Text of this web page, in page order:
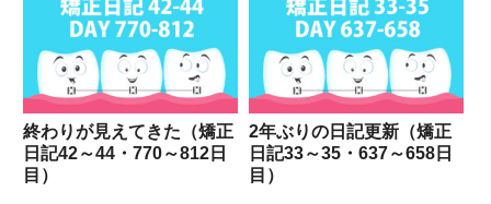
終わりが見えてきた（矯正
日記42～44・770～812日
目）
2年ぶりの日記更新（矯正
日記33～35・637～658日
目）